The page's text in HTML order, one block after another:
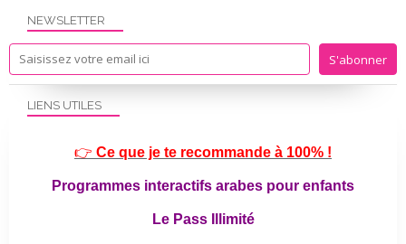
NEWSLETTER
LIENS UTILES
👉 Ce que je te recommande à 100% !
Programmes interactifs arabes pour enfants
Le Pass Illimité